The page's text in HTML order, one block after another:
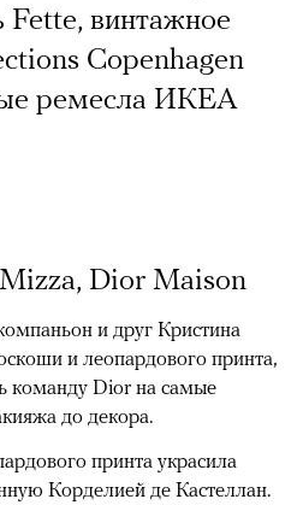
Fette, винтажное
Copenhagen
ремесла ИКЕА
Dior Maison
и друг Кристина
и леопардового принта,
команду Dior на самые
до декора.
принта украсила
Корделией де Кастеллан.